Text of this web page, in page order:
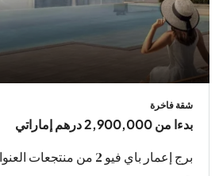
شقة فاخرة
بدءا من2,900,000 درهم إماراتي
برج إعمار باي فيو 2 من منتجعات العنوان